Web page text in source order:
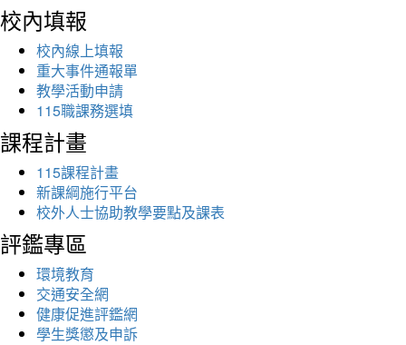
校內填報
校內線上填報
重大事件通報單
教學活動申請
115職課務選填
課程計畫
115課程計畫
新課綱施行平台
校外人士協助教學要點及課表
評鑑專區
環境教育
交通安全網
健康促進評鑑網
學生獎懲及申訴